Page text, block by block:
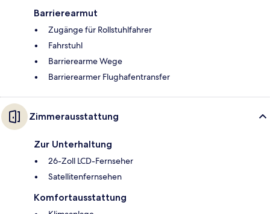
Barrierearmut
Zugänge für Rollstuhlfahrer
Fahrstuhl
Barrierearme Wege
Barrierearmer Flughafentransfer
Zimmerausstattung
Zur Unterhaltung
26-Zoll LCD-Fernseher
Satellitenfernsehen
Komfortausstattung